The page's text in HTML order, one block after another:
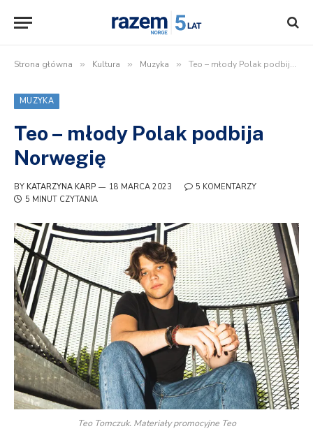
Strona główna » Kultura » Muzyka » Teo – młody Polak podbija Norwegię
MUZYKA
Teo – młody Polak podbija
Norwegię
BY KATARZYNA KARP 18 MARCA 2023
5 KOMENTARZY
5 MINUT CZYTANIA
Teo Tomczuk. Materiały promocyjne Teo